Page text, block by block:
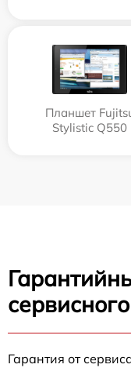
Планшет
Stylistic Q550
Гарантия от